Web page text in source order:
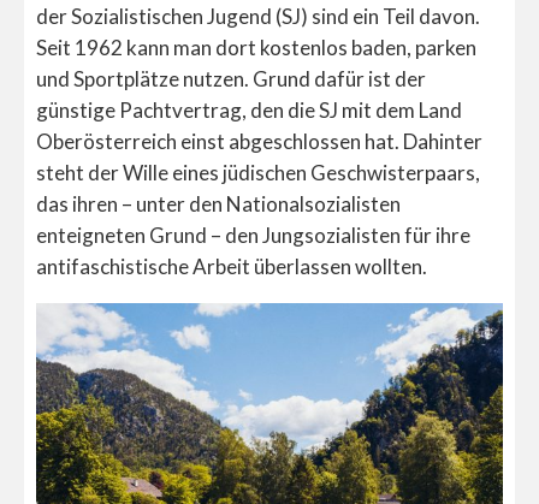
der Sozialistischen Jugend (SJ) sind ein Teil davon.
Seit 1962 kann man dort kostenlos baden, parken
und Sportplätze nutzen. Grund dafür ist der
günstige Pachtvertrag, den die SJ mit dem Land
Oberösterreich einst abgeschlossen hat. Dahinter
steht der Wille eines jüdischen Geschwisterpaars,
das ihren – unter den Nationalsozialisten
enteigneten Grund – den Jungsozialisten für ihre
antifaschistische Arbeit überlassen wollten.